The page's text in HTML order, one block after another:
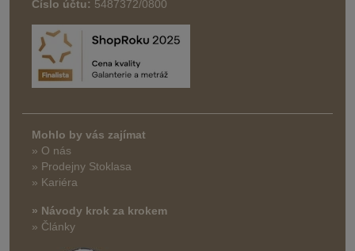
Číslo účtu: 5487372/0800
Mohlo by vás zajímat
» O nás
» Prodejny Stoklasa
» Kariéra
» Návody krok za krokem
» Články